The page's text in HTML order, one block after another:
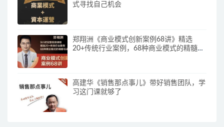
式寻找自己机会
郑翔洲《商业模式创新案例68讲》精选
20+传统行业案例，68种商业模式的精髓与
高建华《销售那点事儿》带好销售团队，学
习这门课就够了